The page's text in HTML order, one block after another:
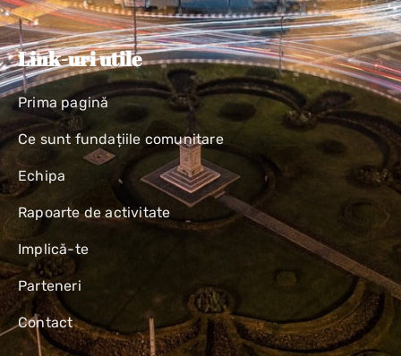
Link-uri utile
Prima pagină
Ce sunt fundațiile comunitare
Echipa
Rapoarte de activitate
Implică-te
Parteneri
Contact